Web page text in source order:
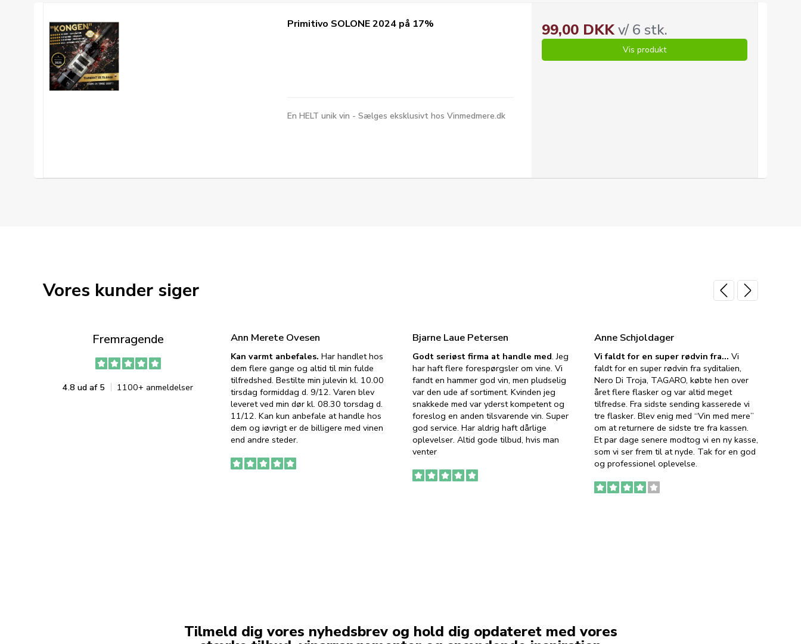
Primitivo SOLONE 2024 på 17%
En HELT unik vin - Sælges eksklusivt hos Vinmedmere.dk
99,00 DKKv/ 6 stk.
Vis produkt
Vores kunder siger
Fremragende
4.8 ud af 5 1100+ anmeldelser
Ann Merete Ovesen
Kan varmt anbefales. Har handlet hos
dem flere gange og altid til min fulde
tilfredshed. Bestilte min julevin kl. 10.00
tirsdag formiddag d. 9/12. Varen blev
leveret ved min dør kl. 08.30 torsdag d.
11/12. Kan kun anbefale at handle hos
dem og iøvrigt er de billigere med vinen
end andre steder.
Bjarne Laue Petersen
Godt seriøst firma at handle med. Jeg
har haft flere forespørgsler om vine. Vi
fandt en hammer god vin, men pludselig
var den ude af sortiment. Kvinden jeg
snakkede med var yderst kompetent og
foreslog en anden tilsvarende vin. Super
god service. Har aldrig haft dårlige
oplevelser. Altid gode tilbud, hvis man
venter
Anne Schjoldager
Vi faldt for en super rødvin fra… Vi
faldt for en super rødvin fra syditalien,
Nero Di Troja, TAGARO, købte hen over
året flere flasker og var altid meget
tilfredse. Fra sidste sending kasserede vi
tre flasker. Blev enig med “Vin med mere”
om at returnere de sidste tre fra kassen.
Et par dage senere modtog vi en ny kasse,
som vi ser frem til at nyde. Tak for en god
og professionel oplevelse.
Tilmeld dig vores nyhedsbrev og hold dig opdateret med vores